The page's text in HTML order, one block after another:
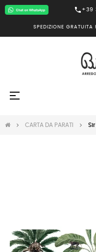
call +39
SPEDIZIONE GRATUITA
navigazione
☰
CARTA DA PARATI